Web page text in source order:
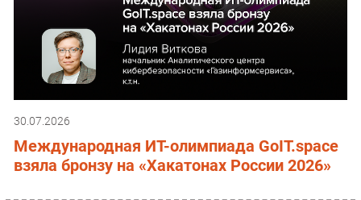
30.07.2026
Международная ИТ-олимпиада GoIT.space
взяла бронзу на «Хакатонах России 2026»